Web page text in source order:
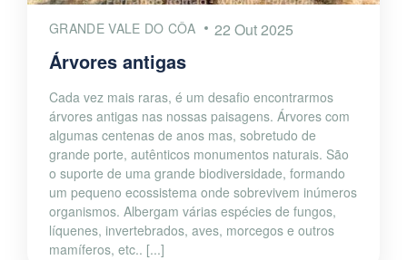
GRANDE VALE DO CÔA 22 Out 2025
Árvores antigas
Cada vez mais raras, é um desafio encontrarmos
árvores antigas nas nossas paisagens. Árvores com
algumas centenas de anos mas, sobretudo de
grande porte, autênticos monumentos naturais. São
o suporte de uma grande biodiversidade, formando
um pequeno ecossistema onde sobrevivem inúmeros
organismos. Albergam várias espécies de fungos,
líquenes, invertebrados, aves, morcegos e outros
mamíferos, etc.. [...]